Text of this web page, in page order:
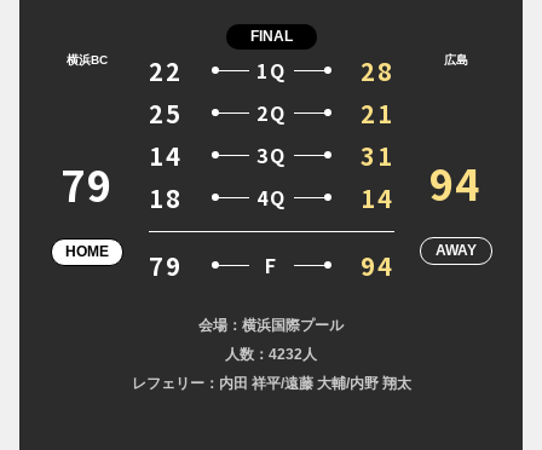
FINAL
横浜BC
79
HOME
22 1Q
28
25
2Q
21
14
3Q
31
18
4Q
14
79
F 94
広島
94
AWAY
会場：横浜国際プール
人数：4232人
レフェリー：内田 祥平/遠藤 大輔/内野 翔太